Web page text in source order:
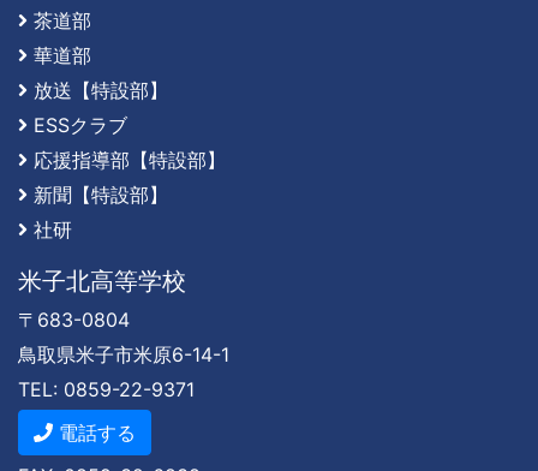
茶道部
華道部
放送【特設部】
ESSクラブ
応援指導部【特設部】
新聞【特設部】
社研
米子北高等学校
〒683-0804
鳥取県米子市米原6-14-1
TEL: 0859-22-9371
電話する